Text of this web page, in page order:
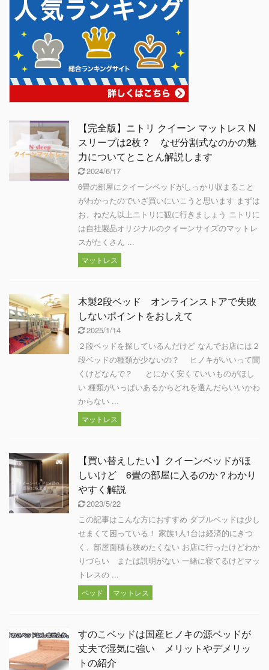
【完全版】ニトリ クイーン マットレス N
スリープは2枚？ なぜ分割式なのかの魅
力についてとことん解説します
2024/6/17
6畳の部屋にクイーンベッドがしっかり収まること
がわかったのでいざ買いにいこうと思います まずは
お、ねだん以上ニトリに観に行きましょう ニトリに
は自社製品オリジナルのクイーンサイズのマットレ
スがたくさん ...
マットレス
木製2段ベッド オンラインストアで失敗
しないポイントをおしえて
2025/1/14
２段ベッドを探しているんだけど なんでお店には２
段ベッドの種類が少ないの？ ヒノキがいいって聞
くけどなんで？ とにかく安くていいものがほし
い 種類がいっぱいあるからどれを選んだらいいかわ
からない ...
マットレス
【買い替えしたい】クイーンベッドがほ
しいけど 6畳の部屋に入るのか？わかり
やすく解説
2023/5/22
この記事はこんな方におすすめ ダブルベッドは少し
せまくて困っている！ 家族1人1台は経済的にきつ
く、部屋面積も狭めたくない お店に行ったけどわか
りづらい または説明がない 一緒に寝てるけどマッ
トレスの ...
ベッド マットレス
すのこベッドは国産ヒノキの源ベッドが
丈夫で湿気に強い メリットやデメリッ
トの紹介